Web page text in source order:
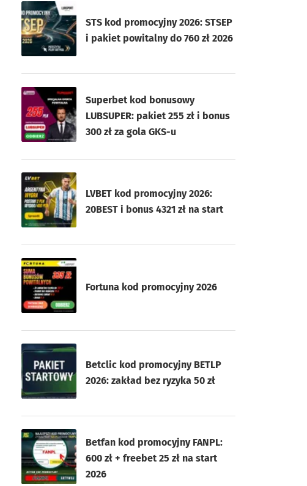
STS kod promocyjny 2026: STSEP
i pakiet powitalny do 760 zł 2026
Superbet kod bonusowy
LUBSUPER: pakiet 255 zł i bonus
300 zł za gola GKS-u
LVBET kod promocyjny 2026:
20BEST i bonus 4321 zł na start
Fortuna kod promocyjny 2026
Betclic kod promocyjny BETLP
2026: zakład bez ryzyka 50 zł
Betfan kod promocyjny FANPL:
600 zł + freebet 25 zł na start
2026